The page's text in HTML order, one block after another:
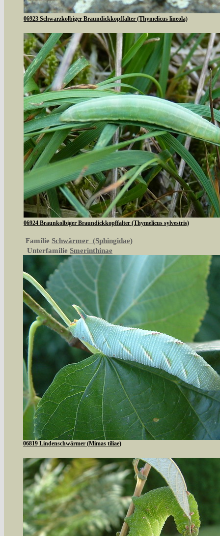
06923 Schwarzkolbiger Braundickkopffalter (Thymelicus lineola)
06924 Braunkolbiger Braundickkopffalter (Thymelicus sylvestris)
Familie Schwärmer (Sphingidae)
Unterfamilie Smerinthinae
06819 Lindenschwärmer (Mimas tiliae)